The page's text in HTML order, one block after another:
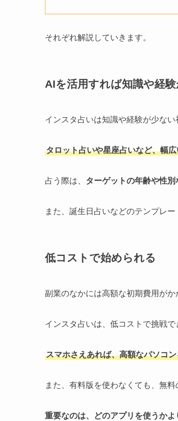
それぞれ解説していきます。
AIを活用すれば知識や経
インスタ占いは知識や経験が少な
タロット占いや星座占いなど、幅
占う際は、 ターゲットの年齢や性
また、誕生日占いなどのテンプレ
低コストで始められる
副業のなかには高額な初期費用が
インスタ占いは、低コストで挑戦で
スマホさえあれば、高額なパソコ
また、有料版を使わなくても、無
重要なのは、どのアプリを使うか